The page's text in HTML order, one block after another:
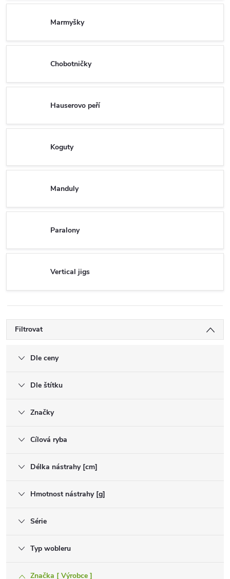
Marmyšky
Chobotničky
Hauserovo peří
Koguty
Manduly
Paralony
Vertical jigs
Filtrovat
Dle ceny
Dle štítku
Značky
Cílová ryba
Délka nástrahy [cm]
Hmotnost nástrahy [g]
Série
Typ wobleru
Značka [ Výrobce ]